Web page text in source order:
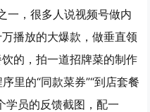
一，很多人说视频号做内
播放的大爆款，做垂直领
的，拍一道招牌菜的制作
里的“同款菜券”“到店套餐
学员的反馈截图，配一